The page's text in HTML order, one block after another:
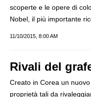
scoperte e le opere di
Nobel, il più importante
11/10/2015, 8:00 AM
Rivali del
Creato in Corea un
proprietà tali da